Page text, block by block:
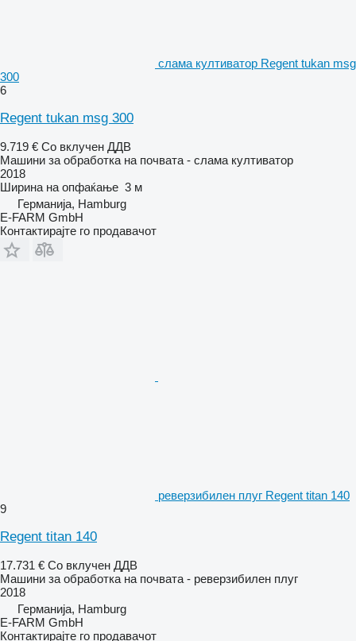
слама култиватор Regent tukan msg
300
6
Regent tukan msg 300
9.719 € Со вклучен ДДВ
Машини за обработка на почвата - слама култиватор
2018
Ширина на опфаќање 3 м
Германија, Hamburg
E-FARM GmbH
Контактирајте го продавачот
реверзибилен плуг Regent titan 140
9
Regent titan 140
17.731 € Со вклучен ДДВ
Машини за обработка на почвата - реверзибилен плуг
2018
Германија, Hamburg
E-FARM GmbH
Контактирајте го продавачот